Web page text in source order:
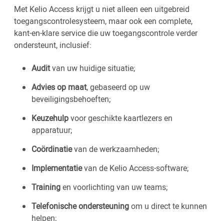
Met Kelio Access krijgt u niet alleen een uitgebreid
toegangscontrolesysteem, maar ook een complete,
kant-en-klare service die uw toegangscontrole verder
ondersteunt, inclusief:
Auditvan uw huidige situatie;
Advies op maat, gebaseerd op uw
beveiligingsbehoeften;
Keuzehulpvoor geschikte kaartlezers en
apparatuur;
Coördinatievan de werkzaamheden;
Implementatievan de Kelio Access-software;
Trainingen voorlichting van uw teams;
Telefonische ondersteuningom u direct te kunnen
helpen;